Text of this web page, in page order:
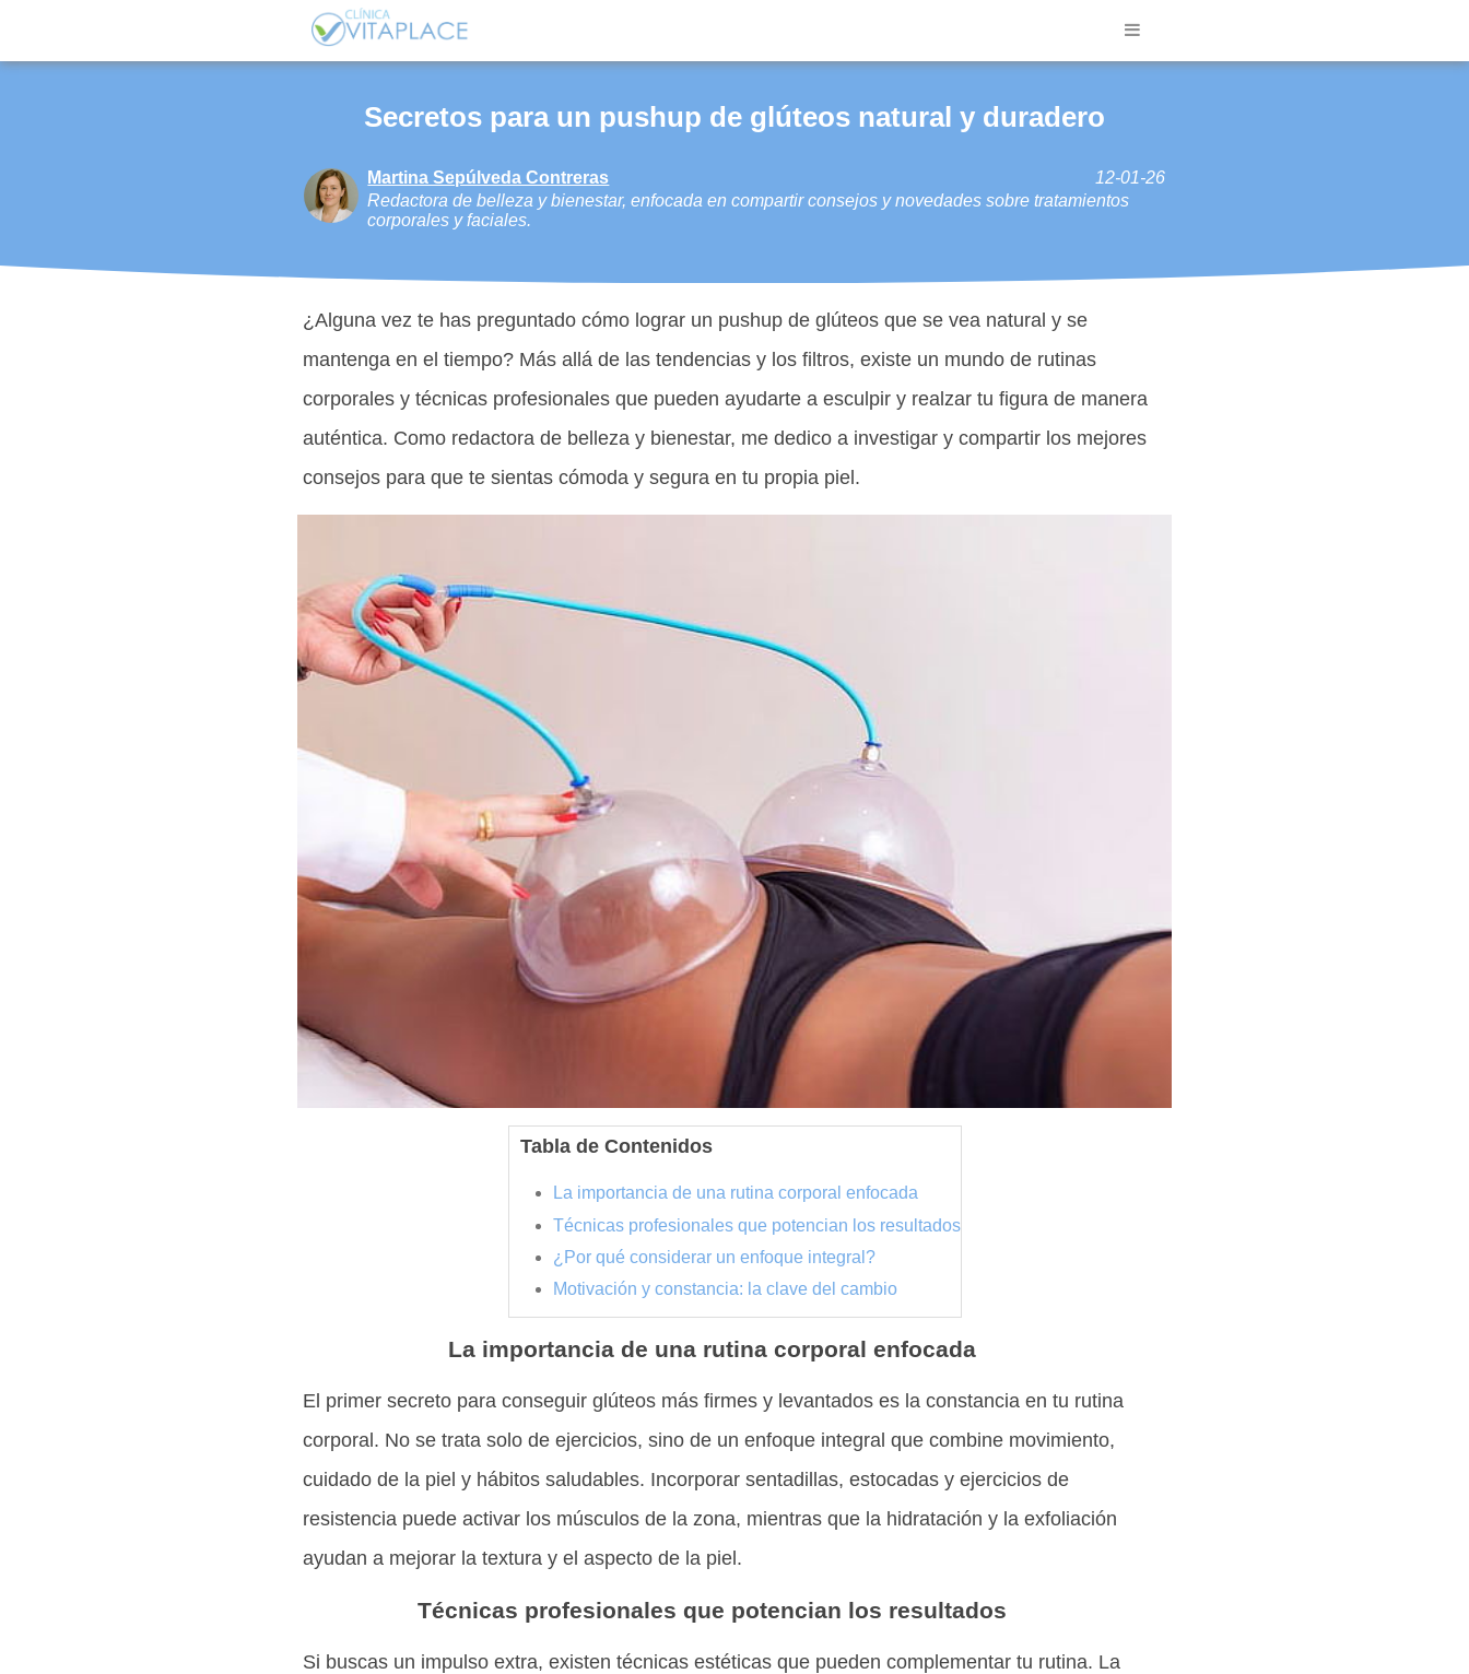
Secretos para un pushup de glúteos natural y duradero
Martina Sepúlveda Contreras
12-01-26
Redactora de belleza y bienestar, enfocada en compartir consejos y novedades sobre tratamientos
corporales y faciales.
¿Alguna vez te has preguntado cómo lograr un pushup de glúteos que se vea natural y se
mantenga en el tiempo? Más allá de las tendencias y los filtros, existe un mundo de rutinas
corporales y técnicas profesionales que pueden ayudarte a esculpir y realzar tu figura de manera
auténtica. Como redactora de belleza y bienestar, me dedico a investigar y compartir los mejores
consejos para que te sientas cómoda y segura en tu propia piel.
Tabla de Contenidos
La importancia de una rutina corporal enfocada
Técnicas profesionales que potencian los resultados
¿Por qué considerar un enfoque integral?
Motivación y constancia: la clave del cambio
La importancia de una rutina corporal enfocada
El primer secreto para conseguir glúteos más firmes y levantados es la constancia en tu rutina
corporal. No se trata solo de ejercicios, sino de un enfoque integral que combine movimiento,
cuidado de la piel y hábitos saludables. Incorporar sentadillas, estocadas y ejercicios de
resistencia puede activar los músculos de la zona, mientras que la hidratación y la exfoliación
ayudan a mejorar la textura y el aspecto de la piel.
Técnicas profesionales que potencian los resultados
Si buscas un impulso extra, existen técnicas estéticas que pueden complementar tu rutina. La